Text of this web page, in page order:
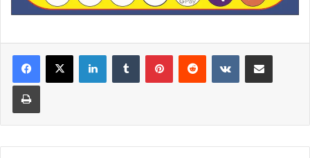
LinkedInTumblr PinterestReddit VKontakteShare via Email
Print